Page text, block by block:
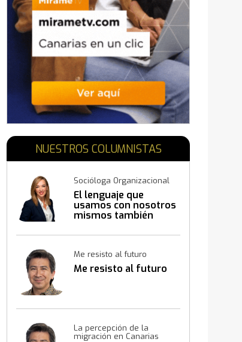
NUESTROS COLUMNISTAS
Socióloga Organizacional
El lenguaje que
usamos con nosotros
mismos también
Me resisto al futuro
Me resisto al futuro
La percepción de la
migración en Canarias